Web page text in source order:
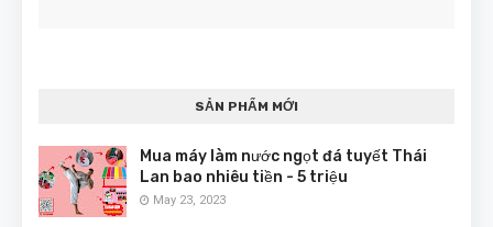
SẢN PHẨM MỚI
Mua máy làm nước ngọt đá tuyết Thái
Lan bao nhiêu tiền - 5 triệu
May 23, 2023